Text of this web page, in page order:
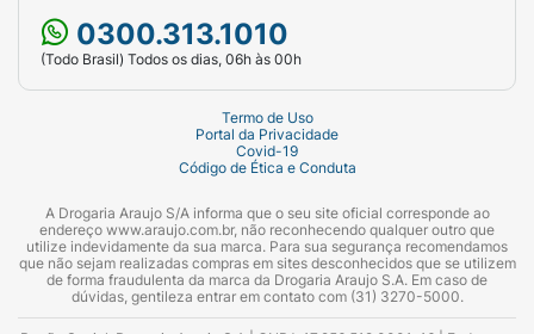
0300.313.1010
(Todo Brasil) Todos os dias, 06h às 00h
Termo de Uso
Portal da Privacidade
Covid-19
Código de Ética e Conduta
A Drogaria Araujo S/A informa que o seu site oficial corresponde ao
endereço www.araujo.com.br, não reconhecendo qualquer outro que
utilize indevidamente da sua marca. Para sua segurança recomendamos
que não sejam realizadas compras em sites desconhecidos que se utilizem
de forma fraudulenta da marca da Drogaria Araujo S.A. Em caso de
dúvidas, gentileza entrar em contato com (31) 3270-5000.